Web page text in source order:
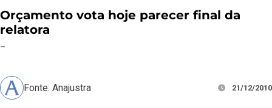
Orçamento vota hoje parecer final da
relatora
–
Fonte: Anajustra 21/12/2010